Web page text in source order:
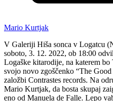
Mario Kurtjak
V Galeriji Hiša sonca v Logatcu
soboto, 3. 12. 2022, ob 18:00
Logaške kitarodije, na katerem
svojo novo zgoščenko “The
založbi Contrastes records. Na
Mario Kurtjak, da bosta skupaj
eno od Manuela de Falle. Lepo